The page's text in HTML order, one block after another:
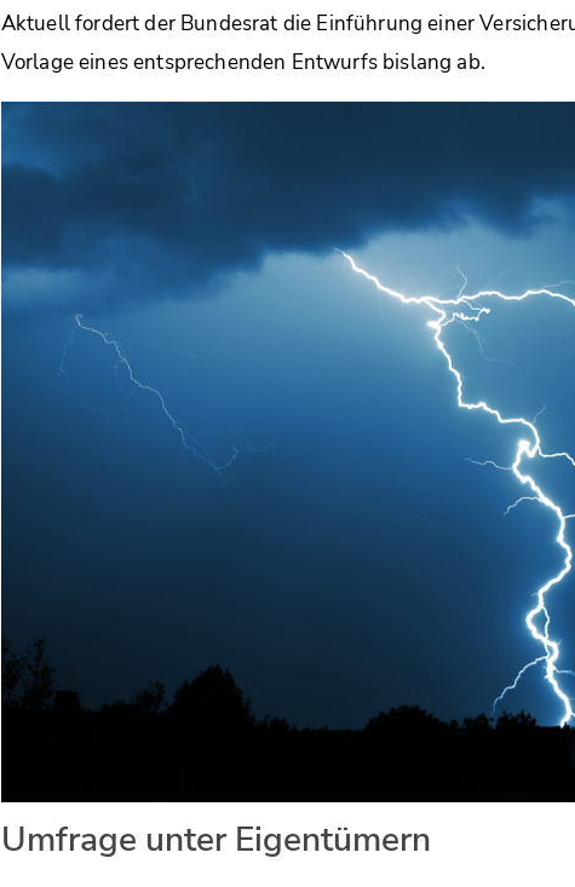
Aktuell fordert der Bundesrat die Einführung einer
Vorlage eines entsprechenden Entwurfs bislang ab.
Umfrage unter Eigentümern